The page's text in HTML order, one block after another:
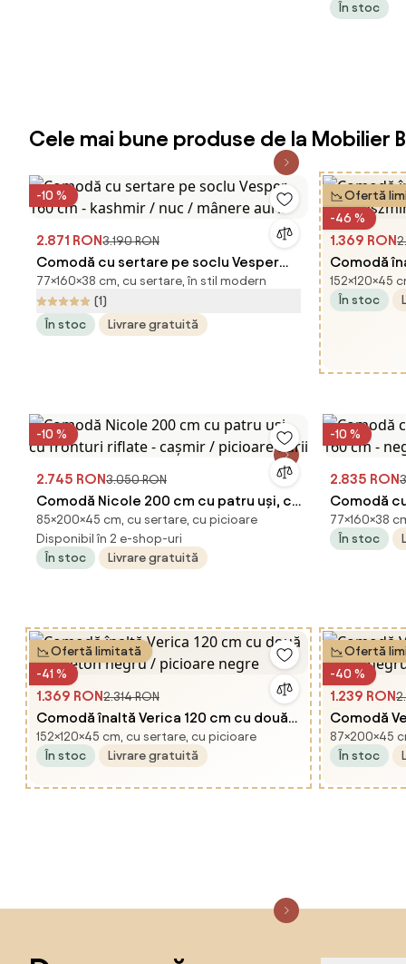
În stoc
Cele mai bune produse de la Mobilier
-10 %
2.871 RON3.190 RON
Comodă cu sertare pe soclu Vesper
160 cm - kashmir / nuc / mânere aurii
77×160×38 cm, cu sertare, în stil modern
(1)
În stoc
Livrare gratuită
Ofertă
-46 %
1.369 RON
Comodă
uși -
152×120×45
În stoc
-10 %
2.745 RON3.050 RON
Comodă Nicole 200 cm cu patru uși, cu
fronturi riflate - cașmir / picioare aurii
85×200×45 cm, cu sertare, cu picioare
Disponibil în 2 e-shop-uri
În stoc
Livrare gratuită
-10 %
2.835 RON
Comodă
160 cm -
77×160×38
În stoc
Ofertă limitată
-41 %
1.369 RON2.314 RON
Comodă înaltă Verica 120 cm cu două
uși - beton negru / picioare negre
152×120×45 cm, cu sertare, cu picioare
În stoc
Livrare gratuită
Ofertă
-40 %
1.239 RON
Comodă
beton
87×200×45
În stoc
Sari peste subsol, revino la începutul paginii